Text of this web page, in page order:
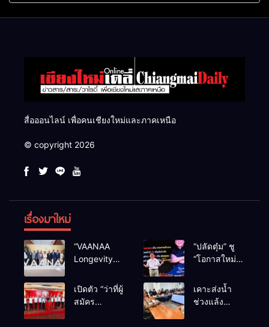
สื่อออนไลน์ เพื่อคนเชียงใหม่และภาคเหนือ
© copyright 2026
เรื่องมาใหม่
“VAANAA
Longevity
ศูนย์สุขภาพ
ไฮเอนต์ใหญ่
“ปลัดตุ๋ม” ชู
“โอกาสใหม่”
สู่ทางออก
ประเทศ ไม่ใช่
เปิดตัว “ว่าที่ผู้
สมัคร
เคาะส่งน้ำ
ช่วงแล้ง